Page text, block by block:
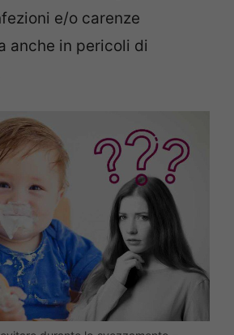
e/o carenze
anche in pericoli di